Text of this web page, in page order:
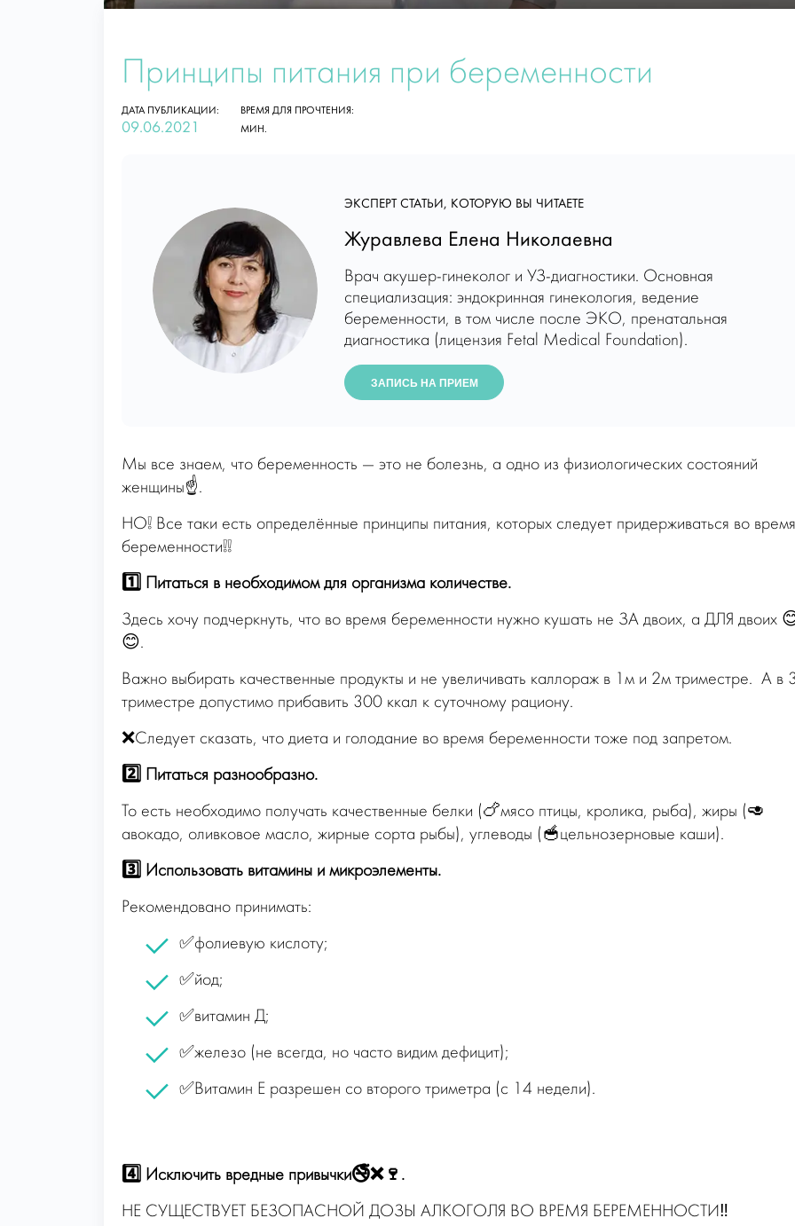
Принципы питания при беременности
ДАТА ПУБЛИКАЦИИ:
09.06.2021
ВРЕМЯ ДЛЯ ПРОЧТЕНИЯ:
МИН.
ЭКСПЕРТ СТАТЬИ, КОТОРУЮ ВЫ ЧИТАЕТЕ
Журавлева Елена Николаевна
Врач акушер-гинеколог и УЗ-диагностики. Основная
специализация: эндокринная гинекология, ведение
беременности, в том числе после ЭКО, пренатальная
диагностика (лицензия Fetal Medical Foundation).
ЗАПИСЬ НА ПРИЕМ
Мы все знаем, что беременность — это не болезнь, а одно из физиологических состояний
женщины☝️.
НО❕ Все таки есть определённые принципы питания, которых следует придерживаться во время
беременности❕❕
1️⃣ Питаться в необходимом для организма количестве.
Здесь хочу подчеркнуть, что во время беременности нужно кушать не ЗА двоих, а ДЛЯ двоих
😊.
Важно выбирать качественные продукты и не увеличивать каллораж в 1м и 2м триместре. А в
триместре допустимо прибавить 300 ккал к суточному рациону.
❌Следует сказать, что диета и голодание во время беременности тоже под запретом.
2️⃣ Питаться разнообразно.
То есть необходимо получать качественные белки (🍗мясо птицы, кролика, рыба), жиры (🥑
авокадо, оливковое масло, жирные сорта рыбы), углеводы (🥣цельнозерновые каши).
3️⃣ Использовать витамины и микроэлементы.
Рекомендовано принимать:
✅фолиевую кислоту;
✅йод;
✅витамин Д;
✅железо (не всегда, но часто видим дефицит);
✅Витамин Е разрешен со второго триметра (с 14 недели).
4️⃣ Исключить вредные привычки🚭❌🍷.
НЕ СУЩЕСТВУЕТ БЕЗОПАСНОЙ ДОЗЫ АЛКОГОЛЯ ВО ВРЕМЯ БЕРЕМЕННОСТИ‼️